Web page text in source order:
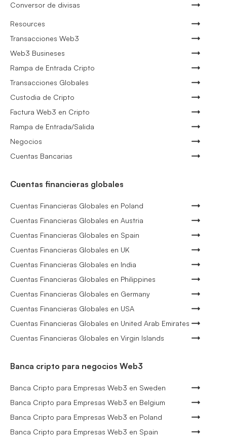
Conversor de divisas
Resources
Transacciones Web3
Web3 Busineses
Rampa de Entrada Cripto
Transacciones Globales
Custodia de Cripto
Factura Web3 en Cripto
Rampa de Entrada/Salida
Negocios
Cuentas Bancarias
Cuentas financieras globales
Cuentas Financieras Globales en Poland
Cuentas Financieras Globales en Austria
Cuentas Financieras Globales en Spain
Cuentas Financieras Globales en UK
Cuentas Financieras Globales en India
Cuentas Financieras Globales en Philippines
Cuentas Financieras Globales en Germany
Cuentas Financieras Globales en USA
Cuentas Financieras Globales en United Arab Emirates
Cuentas Financieras Globales en Virgin Islands
Banca cripto para negocios Web3
Banca Cripto para Empresas Web3 en Sweden
Banca Cripto para Empresas Web3 en Belgium
Banca Cripto para Empresas Web3 en Poland
Banca Cripto para Empresas Web3 en Spain